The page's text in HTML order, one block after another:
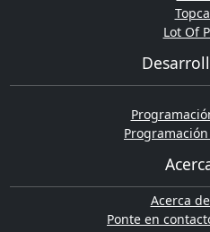
Lot Of
Acerca
Ponte en